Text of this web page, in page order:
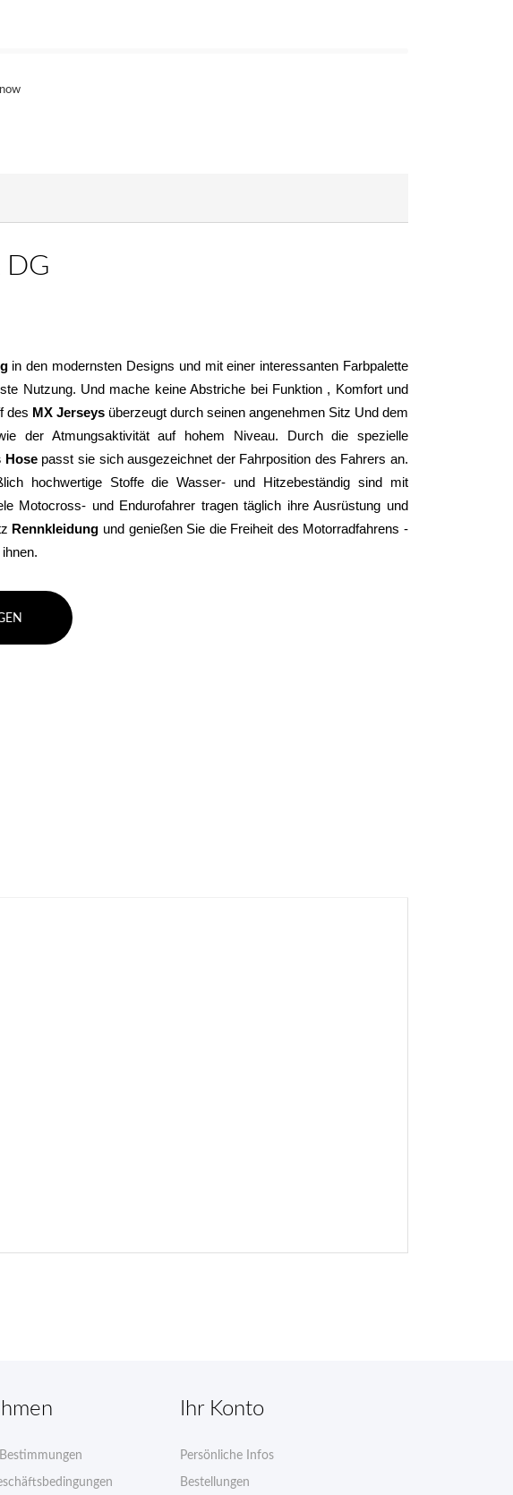
DG
in den modernsten Designs und mit einer interessanten Farbpalette
Nutzung. Und mache keine Abstriche bei Funktion , Komfort und
des MX Jerseys überzeugt durch seinen angenehmen Sitz Und dem
der Atmungsaktivität auf hohem Niveau. Durch die spezielle
Hose passt sie sich ausgezeichnet der Fahrposition des Fahrers an.
hochwertige Stoffe die Wasser- und Hitzebeständig sind mit
Motocross- und Endurofahrer tragen täglich ihre Ausrüstung und
Rennkleidung und genießen Sie die Freiheit des Motorradfahrens -
Ihr Konto
Persönliche Infos
Bestellungen